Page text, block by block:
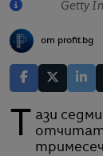
Getty
от profit.bg
Тази седмица най-големите европейски банки
отчитат